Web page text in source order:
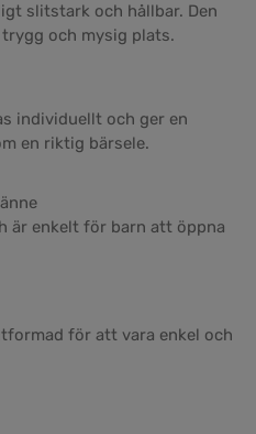
slitstark och hållbar. Den
och mysig plats.
individuellt och ger en
en riktig bärsele.
är enkelt för barn att öppna
för att vara enkel och